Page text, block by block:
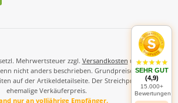
Mehrwertsteuer zzgl. Versandkosten und ggf.
nicht anders beschrieben. Grundpreise und Preise
auf der Artikeldetailseite. Der Streichpreis ist der
ehemalige Verkäuferpreis.
nur an volljährige Empfänger.
SEHR GUT
(4,9)
15.000+
Bewertungen